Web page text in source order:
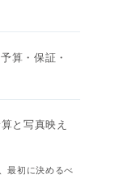
算・保証・
と写真映え
最初に決めるべ